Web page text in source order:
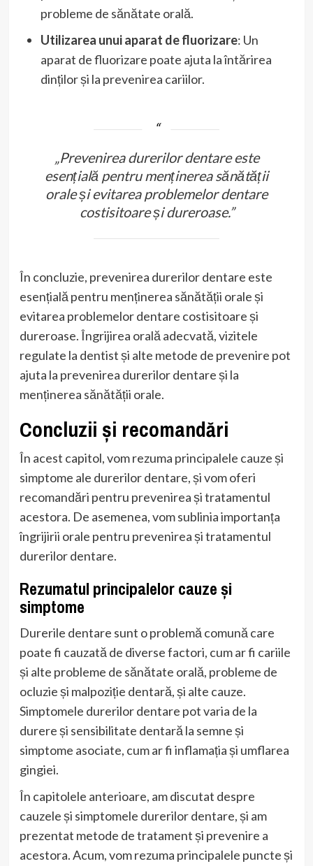
probleme de sănătate orală.
Utilizarea unui aparat de fluorizare: Un
aparat de fluorizare poate ajuta la întărirea
dinților și la prevenirea cariilor.
„Prevenirea durerilor dentare este
esențială pentru menținerea sănătății
orale și evitarea problemelor dentare
costisitoare și dureroase.”
În concluzie, prevenirea durerilor dentare este
esențială pentru menținerea sănătății orale și
evitarea problemelor dentare costisitoare și
dureroase. Îngrijirea orală adecvată, vizitele
regulate la dentist și alte metode de prevenire pot
ajuta la prevenirea durerilor dentare și la
menținerea sănătății orale.
Concluzii și recomandări
În acest capitol, vom rezuma principalele cauze și
simptome ale durerilor dentare, și vom oferi
recomandări pentru prevenirea și tratamentul
acestora. De asemenea, vom sublinia importanța
îngrijirii orale pentru prevenirea și tratamentul
durerilor dentare.
Rezumatul principalelor cauze și
simptome
Durerile dentare sunt o problemă comună care
poate fi cauzată de diverse factori, cum ar fi cariile
și alte probleme de sănătate orală, probleme de
ocluzie și malpoziție dentară, și alte cauze.
Simptomele durerilor dentare pot varia de la
durere și sensibilitate dentară la semne și
simptome asociate, cum ar fi inflamația și umflarea
gingiei.
În capitolele anterioare, am discutat despre
cauzele și simptomele durerilor dentare, și am
prezentat metode de tratament și prevenire a
acestora. Acum, vom rezuma principalele puncte și